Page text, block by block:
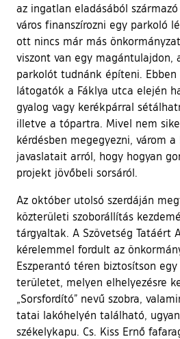
az ingatlan eladásából
város finanszírozni egy parkoló
ott nincs már más
viszont van egy magántulajdon,
parkolót tudnánk építeni. Ebben
látogatók a Fáklya utca elején
gyalog vagy kerékpárral
illetve a tópartra. Mivel nem
kérdésben megegyezni, várom
javaslatait arról, hogy hogyan
projekt jövőbeli sorsáról.
Az október utolsó szerdáján
közterületi szoborállítás
tárgyaltak. A Szövetség Tatáért
kérelemmel fordult az
Eszperantó téren biztosítson
területet, melyen elhelyezésre
„Sorsfordító” nevű szobra,
tatai lakóhelyén található,
székelykapu. Cs. Kiss Ernő